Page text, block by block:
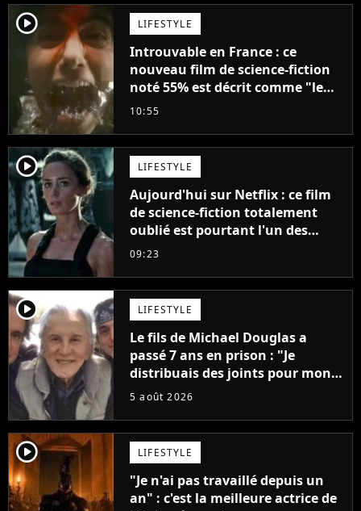
player2 LIFESTYLE
Introuvable en France : ce
nouveau film de science-fiction
noté 55% est décrit comme "le
plus stupide de l'année"
10:55
player2 LIFESTYLE
Aujourd'hui sur Netflix : ce film
de science-fiction totalement
oublié est pourtant l'un des
meilleurs des années 2010
09:23
player2 LIFESTYLE
Le fils de Michael Douglas a
passé 7 ans en prison : "Je
distribuais des joints pour mon
père"
5 août 2026
player2 LIFESTYLE
"Je n'ai pas travaillé depuis un
an" : c'est la meilleure actrice de